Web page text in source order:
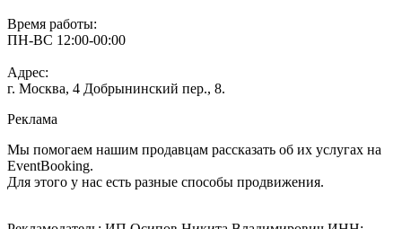
Время работы:
ПН-ВС 12:00-00:00
Адрес:
г. Москва, 4 Добрынинский пер., 8.
Реклама
Мы помогаем нашим продавцам рассказать об их услугах на
EventBooking.
Для этого у нас есть разные способы продвижения.